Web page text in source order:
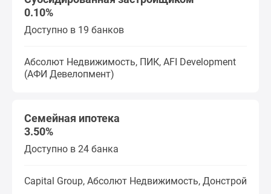
поселки
Коттеджные
поселки
Бизнес-
центры
Коттеджи
акции
0.10%
Доступно в 19 банков
Абсолют Недвижимость, ПИК, AFI Development
(АФИ Девелопмент)
Семейная ипотека
3.50%
Доступно в 24 банка
Capital Group, Абсолют Недвижимость, Донстрой